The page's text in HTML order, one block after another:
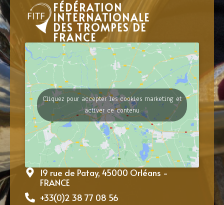
FÉDÉRATION
INTERNATIONALE
DES TROMPES DE
FRANCE
Cliquez pour accepter les cookies marketing et
activer ce contenu
19 rue de Patay, 45000 Orléans -
FRANCE
+33(0)2 38 77 08 56